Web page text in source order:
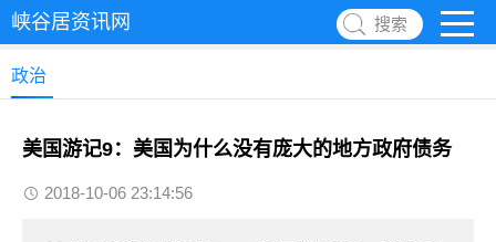
峡谷居资讯网 搜索
政治
美国游记9：美国为什么没有庞大的地方政府债务
2018-10-06 23:14:56